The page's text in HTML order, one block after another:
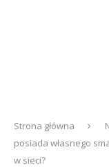
Strona główna
posiada własnego
w sieci?